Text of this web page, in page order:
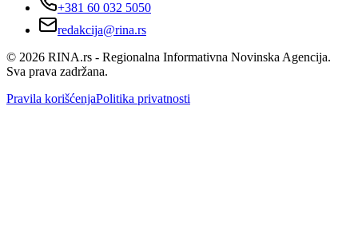
+381 60 032 5050
redakcija@rina.rs
© 2026 RINA.rs - Regionalna Informativna Novinska Agencija.
Sva prava zadržana.
Pravila korišćenjaPolitika privatnosti